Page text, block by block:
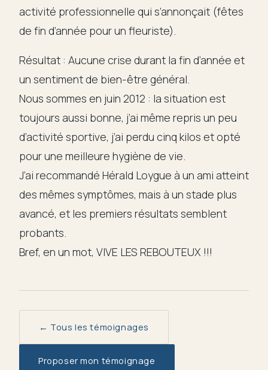
activité professionnelle qui s’annonçait (fêtes
de fin d’année pour un fleuriste).
Résultat : Aucune crise durant la fin d’année et
un sentiment de bien-être général.
Nous sommes en juin 2012 : la situation est
toujours aussi bonne, j’ai même repris un peu
d’activité sportive, j’ai perdu cinq kilos et opté
pour une meilleure hygiène de vie.
J’ai recommandé Hérald Loygue à un ami atteint
des mêmes symptômes, mais à un stade plus
avancé, et les premiers résultats semblent
probants.
Bref, en un mot, VIVE LES REBOUTEUX !!!
← Tous les témoignages
Proposer mon témoignage